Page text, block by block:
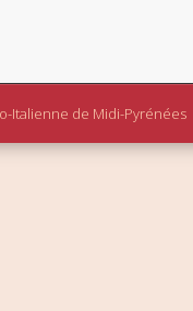
Italienne de Midi-Pyrénées